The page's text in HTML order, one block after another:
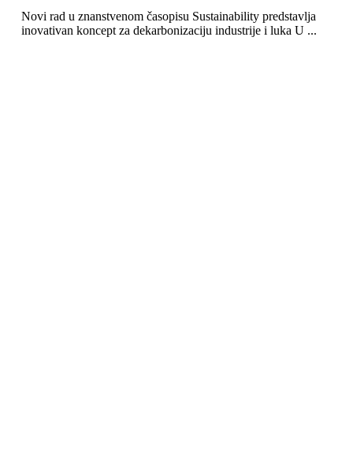
Novi rad u znanstvenom časopisu Sustainability predstavlja
inovativan koncept za dekarbonizaciju industrije i luka U ...